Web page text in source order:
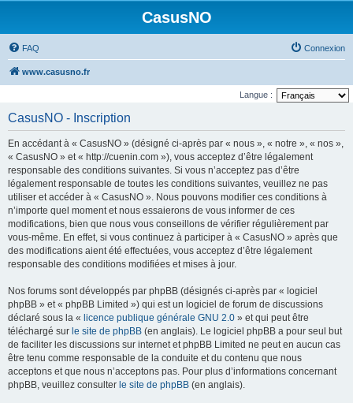
CasusNO
FAQ Connexion
www.casusno.fr
Langue :
CasusNO - Inscription
En accédant à « CasusNO » (désigné ci-après par « nous », « notre », « nos »,
« CasusNO » et « http://cuenin.com »), vous acceptez d’être légalement
responsable des conditions suivantes. Si vous n’acceptez pas d’être
légalement responsable de toutes les conditions suivantes, veuillez ne pas
utiliser et accéder à « CasusNO ». Nous pouvons modifier ces conditions à
n’importe quel moment et nous essaierons de vous informer de ces
modifications, bien que nous vous conseillons de vérifier régulièrement par
vous-même. En effet, si vous continuez à participer à « CasusNO » après que
des modifications aient été effectuées, vous acceptez d’être légalement
responsable des conditions modifiées et mises à jour.
Nos forums sont développés par phpBB (désignés ci-après par « logiciel
phpBB » et « phpBB Limited ») qui est un logiciel de forum de discussions
déclaré sous la « licence publique générale GNU 2.0 » et qui peut être
téléchargé sur le site de phpBB (en anglais). Le logiciel phpBB a pour seul but
de faciliter les discussions sur internet et phpBB Limited ne peut en aucun cas
être tenu comme responsable de la conduite et du contenu que nous
acceptons et que nous n’acceptons pas. Pour plus d’informations concernant
phpBB, veuillez consulter le site de phpBB (en anglais).